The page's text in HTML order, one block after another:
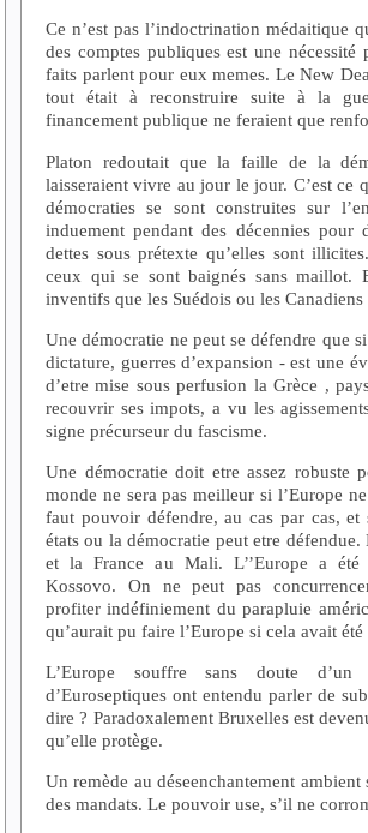
Ce n’est pas l’indoctrination médaitique
des comptes publiques est une
faits parlent pour eux memes. Le New
tout était à reconstruire suite à la
financement publique ne feraient que
Platon redoutait que la faille de la
laisseraient vivre au jour le jour. C’est ce
démocraties se sont construites sur
induement pendant des décennies pour
dettes sous prétexte qu’elles sont
ceux qui se sont baignés sans maillot.
inventifs que les Suédois ou les Canadiens
Une démocratie ne peut se défendre que
dictature, guerres d’expansion - est une
d’etre mise sous perfusion la Grèce ,
recouvrir ses impots, a vu les
signe précurseur du fascisme.
Une démocratie doit etre assez robuste
monde ne sera pas meilleur si l’Europe
faut pouvoir défendre, au cas par cas, et
états ou la démocratie peut etre
et la France au Mali. L’’Europe a
Kossovo. On ne peut pas
profiter indéfiniement du parapluie
qu’aurait pu faire l’Europe si cela avait été
L’Europe souffre sans doute
d’Euroseptiques ont entendu parler de
dire ? Paradoxalement Bruxelles est
qu’elle protège.
Un remède au déseenchantement
des mandats. Le pouvoir use, s’il ne